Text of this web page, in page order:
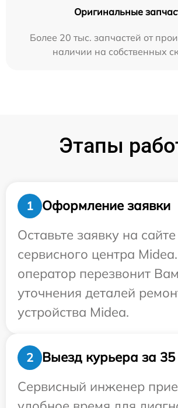
Оригинальные
Более 20 тыс. запчастей от
наличии на собственных
Этапы
1
Оформление заявки
Оставьте заявку на сайте
сервисного центра
оператор перезвонит
уточнения деталей
устройства Midea.
2
Выезд курьера за 35
Сервисный инженер